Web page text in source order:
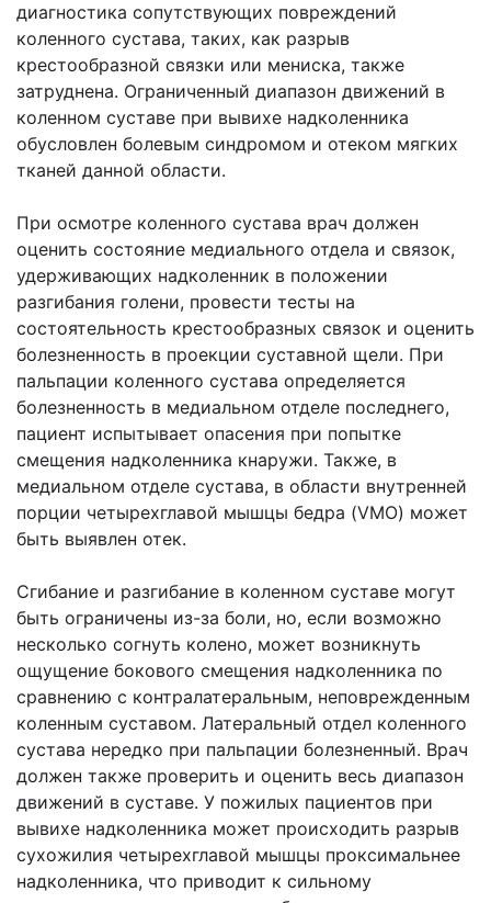
диагностика сопутствующих повреждений
коленного сустава, таких, как разрыв
крестообразной связки или мениска, также
затруднена. Ограниченный диапазон движений в
коленном суставе при вывихе надколенника
обусловлен болевым синдромом и отеком мягких
тканей данной области.
При осмотре коленного сустава врач должен
оценить состояние медиального отдела и связок,
удерживающих надколенник в положении
разгибания голени, провести тесты на
состоятельность крестообразных связок и оценить
болезненность в проекции суставной щели. При
пальпации коленного сустава определяется
болезненность в медиальном отделе последнего,
пациент испытывает опасения при попытке
смещения надколенника кнаружи. Также, в
медиальном отделе сустава, в области внутренней
порции четырехглавой мышцы бедра (VMO) может
быть выявлен отек.
Сгибание и разгибание в коленном суставе могут
быть ограничены из-за боли, но, если возможно
несколько согнуть колено, может возникнуть
ощущение бокового смещения надколенника по
сравнению с контралатеральным, неповрежденным
коленным суставом. Латеральный отдел коленного
сустава нередко при пальпации болезненный. Врач
должен также проверить и оценить весь диапазон
движений в суставе. У пожилых пациентов при
вывихе надколенника может происходить разрыв
сухожилия четырехглавой мышцы проксимальнее
надколенника, что приводит к сильному